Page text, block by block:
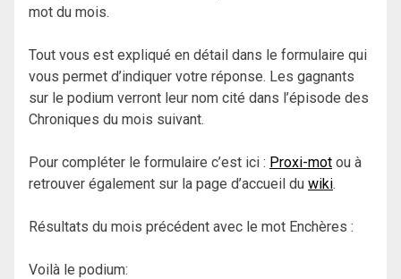
mot du mois.
Tout vous est expliqué en détail dans le formulaire qui
vous permet d’indiquer votre réponse. Les gagnants
sur le podium verront leur nom cité dans l’épisode des
Chroniques du mois suivant.
Pour compléter le formulaire c’est ici : Proxi-mot ou à
retrouver également sur la page d’accueil du wiki.
Résultats du mois précédent avec le mot Enchères :
Voilà le podium: